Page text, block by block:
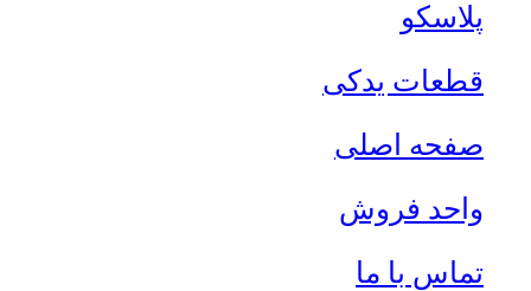
پلاسکو
قطعات یدکی
صفحه اصلی
واحد فروش
تماس با ما